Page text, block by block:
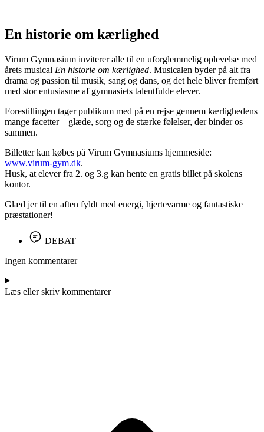
En historie om kærlighed
Virum Gymnasium inviterer alle til en uforglemmelig oplevelse med
årets musical En historie om kærlighed. Musicalen byder på alt fra
drama og passion til musik, sang og dans, og det hele bliver fremført
med stor entusiasme af gymnasiets talentfulde elever.
Forestillingen tager publikum med på en rejse gennem kærlighedens
mange facetter – glæde, sorg og de stærke følelser, der binder os
sammen.
Billetter kan købes på Virum Gymnasiums hjemmeside:
www.virum-gym.dk.
Husk, at elever fra 2. og 3.g kan hente en gratis billet på skolens
kontor.
Glæd jer til en aften fyldt med energi, hjertevarme og fantastiske
præstationer!
DEBAT
Ingen kommentarer
Læs eller skriv kommentarer